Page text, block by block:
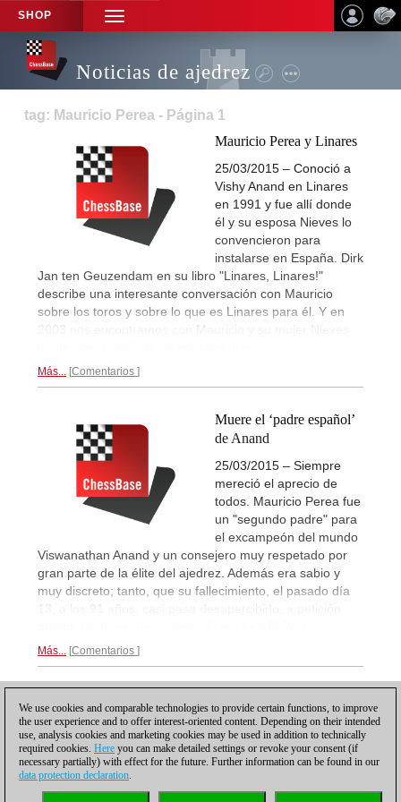
SHOP
TOGGLE
NAVIGATION
Noticias de ajedrez
tag: Mauricio Perea - Página 1
Mauricio Perea y Linares
25/03/2015 – Conoció a
Vishy Anand en Linares
en 1991 y fue allí donde
él y su esposa Nieves lo
convencieron para
instalarse en España. Dirk
Jan ten Geuzendam en su libro "Linares, Linares!"
describe una interesante conversación con Mauricio
sobre los toros y sobre lo que es Linares para él. Y en
2003 nos encontramos con Mauricio y su mujer Nieves.
Más... Comentarios
Muere el ‘padre español’
de Anand
25/03/2015 – Siempre
mereció el aprecio de
todos. Mauricio Perea fue
un "segundo padre" para
el excampeón del mundo
Viswanathan Anand y un consejero muy respetado por
gran parte de la élite del ajedrez. Además era sabio y
muy discreto; tanto, que su fallecimiento, el pasado día
13, a los 91 años, casi pasa desapercibido, a petición
Más... Comentarios
We use cookies and comparable technologies to provide certain functions, to improve
the user experience and to offer interest-oriented content. Depending on their intended
use, analysis cookies and marketing cookies may be used in addition to technically
required cookies. Here you can make detailed settings or revoke your consent (if
necessary partially) with effect for the future. Further information can be found in our
data protection declaration.